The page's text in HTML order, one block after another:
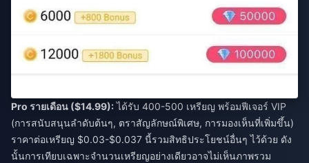
Pro รายเดือน ($14.99):ได้รับ 400-500 เหรียญ พร้อมฟีเจอร์ VIP
(การสนับสนุนลำดับต้นๆ, ตราสัญลักษณ์พิเศษ, การมองเห็นที่เพิ่มขึ้น)
ราคาต่อเหรียญ $0.03-$0.037 นี้รวมสิทธิประโยชน์อื่นๆ ไว้ด้วย ดัง
นั้นการเทียบเฉพาะจำนวนเหรียญอย่างเดียวอาจไม่เห็นภาพรวม